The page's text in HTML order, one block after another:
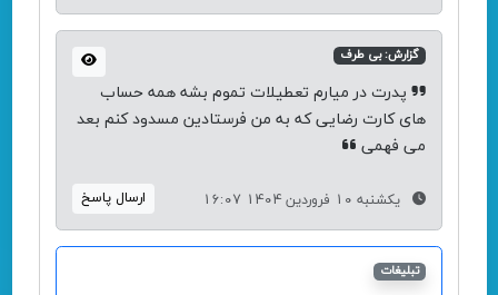
گزارش: بی طرف
پدرت در میارم تعطیلات تموم بشه همه حساب
های کارت رضایی که به من فرستادین مسدود کنم بعد
می فهمی
یکشنبه 10 فروردین 1404 16:07 ارسال پاسخ
تبلیغات